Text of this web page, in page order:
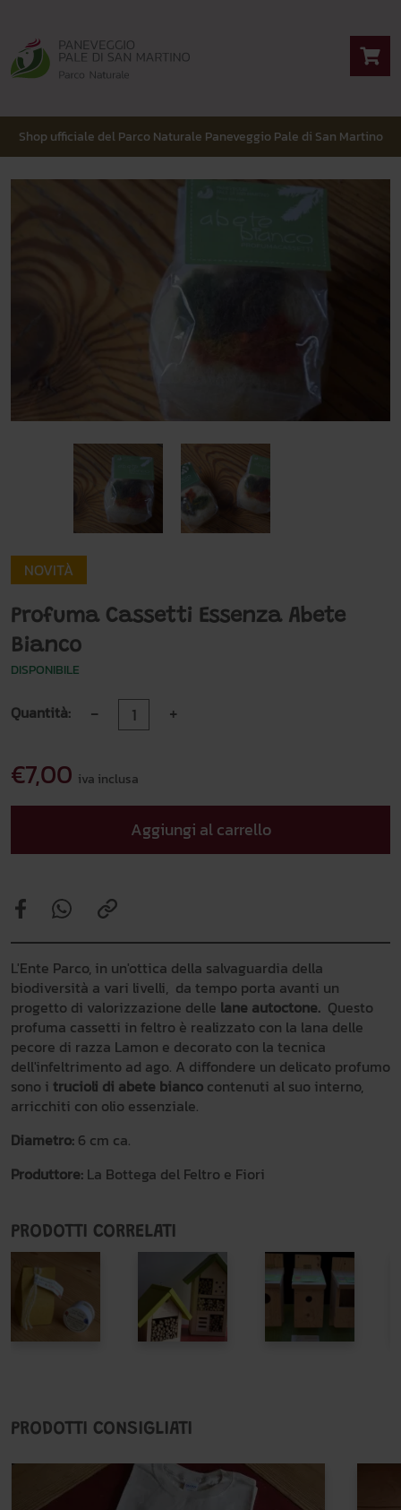
Shop ufficiale del Parco Naturale Paneveggio Pale di San Martino
NOVITÀ
Profuma Cassetti Essenza Abete
Bianco
DISPONIBILE
Quantità: - +
€7,00 iva inclusa
Aggiungi al carrello
L'Ente Parco, in un'ottica della salvaguardia della
biodiversità a vari livelli, da tempo porta avanti un
progetto di valorizzazione delle lane autoctone. Questo
profuma cassetti in feltro è realizzato con la lana delle
pecore di razza Lamon e decorato con la tecnica
dell'infeltrimento ad ago. A diffondere un delicato profumo
sono i trucioli di abete bianco contenuti al suo interno,
arricchiti con olio essenziale.
Diametro: 6 cm ca.
Produttore: La Bottega del Feltro e Fiori
PRODOTTI CORRELATI
PRODOTTI CONSIGLIATI